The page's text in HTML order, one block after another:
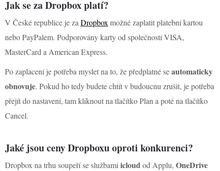
Jak se za Dropbox platí?
V České republice je za Dropbox možné zaplatit platební kartou
nebo PayPalem. Podporovány karty od společností VISA,
MasterCard a American Express.
Po zaplacení je potřeba myslet na to, že předplatné seautomaticky
obnovuje. Pokud ho tedy budete chtít v budoucnu zrušit, je potřeba
přejít do nastavení, tam kliknout na tlačítko Plan a poté na tlačítko
Cancel.
Jaké jsou ceny Dropboxu oproti konkurenci?
Dropbox na trhu soupeří se službami icloudod Applu, OneDrive